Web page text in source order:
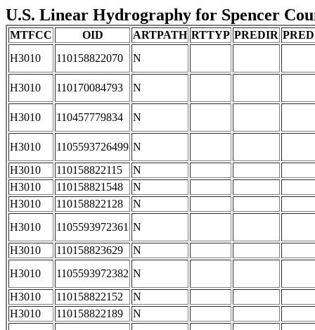
U.S. Linear Hydrography for Spencer
MTFCC OID ARTPATH RTTYP PREDIR
H3010
110158822070 N
H3010 110170084793 N
H3010 110457779834 N
H3010 1105593726499 N
H3010
110158822115
N
H3010
110158821548
N
H3010
110158822128
N
H3010
1105593972361 N
H3010
110158823629
N
H3010
1105593972382 N
H3010
110158822152
N
H3010
110158822189
N